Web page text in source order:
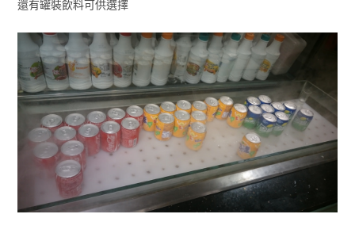
還有罐裝飲料可供選擇